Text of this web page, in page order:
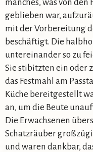
manches, was von
geblieben war,
mit der Vorbereitung
beschäftigt. Die
untereinander so zu
Sie stibitzten ein oder
das Festmahl am
Küche bereitgestellt
an, um die Beute
Die Erwachsenen
Schatzräuber
und waren dankbar,